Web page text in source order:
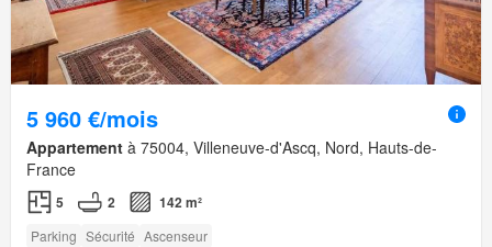
5 960 €/mois
Appartement à 75004, Villeneuve-d'Ascq, Nord, Hauts-de-
France
5 2 142 m²
Parking Sécurité Ascenseur